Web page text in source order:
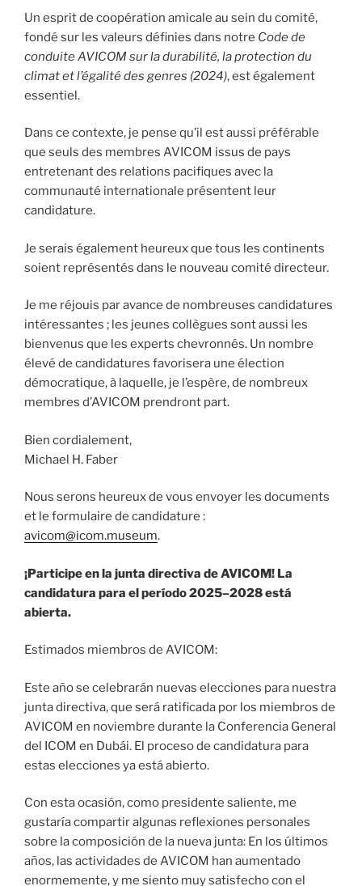
Un esprit de coopération amicale au sein du comité,
fondé sur les valeurs définies dans notre Code de
conduite AVICOM sur la durabilité, la protection du
climat et l’égalité des genres (2024), est également
essentiel.
Dans ce contexte, je pense qu’il est aussi préférable
que seuls des membres AVICOM issus de pays
entretenant des relations pacifiques avec la
communauté internationale présentent leur
candidature.
Je serais également heureux que tous les continents
soient représentés dans le nouveau comité directeur.
Je me réjouis par avance de nombreuses candidatures
intéressantes ; les jeunes collègues sont aussi les
bienvenus que les experts chevronnés. Un nombre
élevé de candidatures favorisera une élection
démocratique, à laquelle, je l’espère, de nombreux
membres d’AVICOM prendront part.
Bien cordialement,
Michael H. Faber
Nous serons heureux de vous envoyer les documents
et le formulaire de candidature :
avicom@icom.museum.
¡Participe en la junta directiva de AVICOM! La
candidatura para el período 2025–2028 está
abierta.
Estimados miembros de AVICOM:
Este año se celebrarán nuevas elecciones para nuestra
junta directiva, que será ratificada por los miembros de
AVICOM en noviembre durante la Conferencia General
del ICOM en Dubái. El proceso de candidatura para
estas elecciones ya está abierto.
Con esta ocasión, como presidente saliente, me
gustaría compartir algunas reflexiones personales
sobre la composición de la nueva junta: En los últimos
años, las actividades de AVICOM han aumentado
enormemente, y me siento muy satisfecho con el